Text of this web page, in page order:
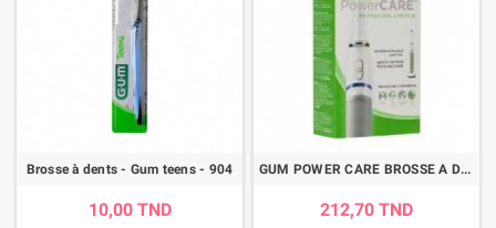
Brosse à dents - Gum teens - 904
10,00 TND
GUM POWER CARE BROSSE A DENT ELECTRIQUE
212,70 TND